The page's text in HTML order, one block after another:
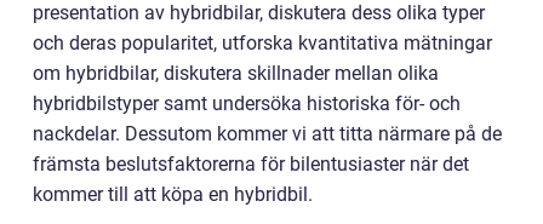
presentation av hybridbilar, diskutera dess olika typer
och deras popularitet, utforska kvantitativa mätningar
om hybridbilar, diskutera skillnader mellan olika
hybridbilstyper samt undersöka historiska för- och
nackdelar. Dessutom kommer vi att titta närmare på de
främsta beslutsfaktorerna för bilentusiaster när det
kommer till att köpa en hybridbil.